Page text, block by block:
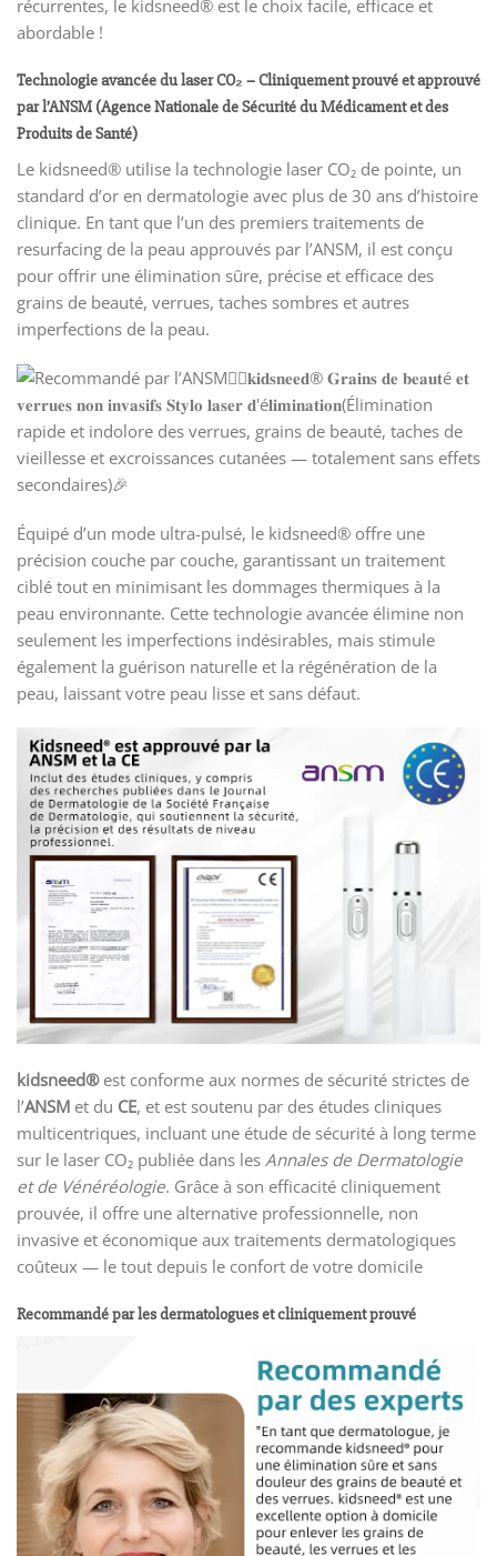
récurrentes, le kidsneed® est le choix facile, efficace et
abordable !
Technologie avancée du laser CO₂ – Cliniquement prouvé et approuvé
par l’ANSM (Agence Nationale de Sécurité du Médicament et des
Produits de Santé)
Le kidsneed® utilise la technologie laser CO₂ de pointe, un
standard d’or en dermatologie avec plus de 30 ans d’histoire
clinique. En tant que l’un des premiers traitements de
resurfacing de la peau approuvés par l’ANSM, il est conçu
pour offrir une élimination sûre, précise et efficace des
grains de beauté, verrues, taches sombres et autres
imperfections de la peau.
Équipé d’un mode ultra-pulsé, le kidsneed® offre une
précision couche par couche, garantissant un traitement
ciblé tout en minimisant les dommages thermiques à la
peau environnante. Cette technologie avancée élimine non
seulement les imperfections indésirables, mais stimule
également la guérison naturelle et la régénération de la
peau, laissant votre peau lisse et sans défaut.
kidsneed®est conforme aux normes de sécurité strictes de
l’ANSM et du CE, et est soutenu par des études cliniques
multicentriques, incluant une étude de sécurité à long terme
sur le laser CO₂ publiée dans les Annales de Dermatologie
et de Vénéréologie. Grâce à son efficacité cliniquement
prouvée, il offre une alternative professionnelle, non
invasive et économique aux traitements dermatologiques
coûteux — le tout depuis le confort de votre domicile
Recommandé par les dermatologues et cliniquement prouvé